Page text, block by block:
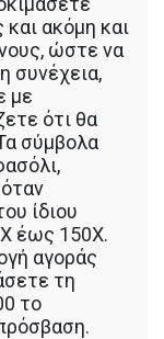
ακόμη και
ώστε να
συνέχεια,
με
ότι θα
σύμβολα
ίδιου
έως 150Χ.
αγοράς
τη
το